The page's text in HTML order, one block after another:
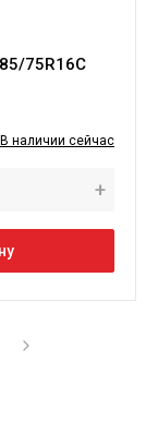
75R16С
В наличии сейчас
+